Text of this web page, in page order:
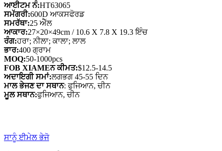
ਆਈਟਮ ਨੰ:HT63065
ਸਮੱਗਰੀ:600D ਆਕਸਫੋਰਡ
ਸਮਰੱਥਾ:25 ਐੱਲ
ਆਕਾਰ:27×20×49cm / 10.6 X 7.8 X 19.3 ਇੰਚ
ਰੰਗ:ਹਰਾ; ਨੀਲਾ; ਕਾਲਾ; ਲਾਲ
ਭਾਰ:400 ਗ੍ਰਾਮ
MOQ:50-1000pcs
FOB XIAMEਨ ਕੀਮਤ:$12.5-14.5
ਅਦਾਇਗੀ ਸਮਾਂ:ਲਗਭਗ 45-55 ਦਿਨ
ਮਾਲ ਭੇਜਣ ਦਾ ਸਥਾਨ: ਫੁਜਿਆਨ, ਚੀਨ
ਮੂਲ ਸਥਾਨ:ਫੁਜਿਆਨ, ਚੀਨ
ਸਾਨੂੰ ਈਮੇਲ ਭੇਜੋ